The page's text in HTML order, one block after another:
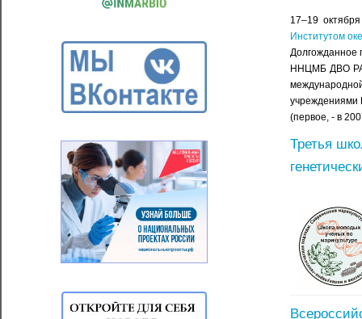
17–19
Институтом
Долгожданное
ННЦМБ ДВО
(первое, - в
Третья